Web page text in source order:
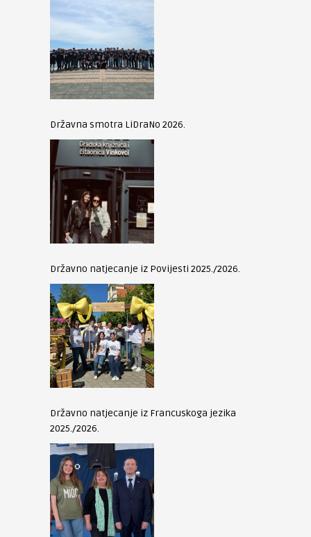
Državna smotra LiDraNo 2026.
Državno natjecanje iz Povijesti 2025./2026.
Državno natjecanje iz Francuskoga jezika
2025./2026.